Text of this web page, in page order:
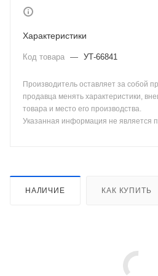
Характеристики
Код товара — УТ-66841
Производитель оставляет за собой
продавца менять характеристики,
товара и место его производства.
Указанная информация не является
НАЛИЧИЕ КАК КУПИТЬ